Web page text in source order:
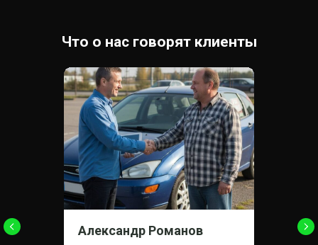
Что о нас говорят клиенты
Александр Романов